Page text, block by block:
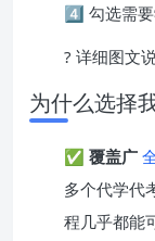
4️⃣ 勾选需
? 详细图文
为什么选择
✅ 覆盖广
多个代学代
程几乎都能